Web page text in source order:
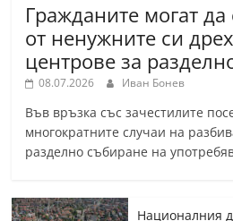
Гражданите могат да
от ненужните си
центрове за
08.07.2026 Иван Бонев
Във връзка със зачестилите
многократните случаи на
разделно събиране на
Националния